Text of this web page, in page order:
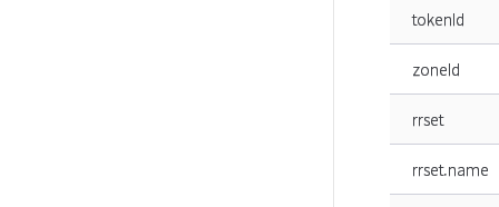
tokenId
zoneId
rrset
rrset.name